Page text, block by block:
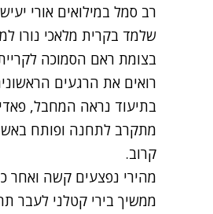
שלמד בקרית מלאכי נורו
בצומת ראם הסמוכה
רואים את הרגעים
בתיעוד נראה המחבל,
מתקרב לתחנה ופותח
קרוב.
מהירי נפצעים קשה ואחר